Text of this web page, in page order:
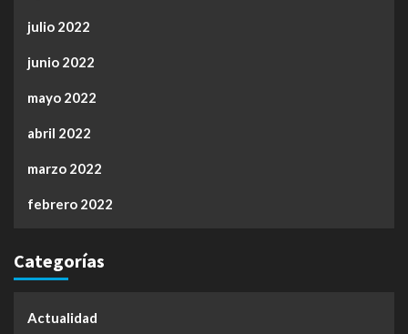
julio 2022
junio 2022
mayo 2022
abril 2022
marzo 2022
febrero 2022
Categorías
Actualidad